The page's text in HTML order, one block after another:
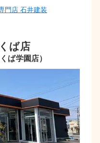
門店 石井建装
ば店
ば学園店）